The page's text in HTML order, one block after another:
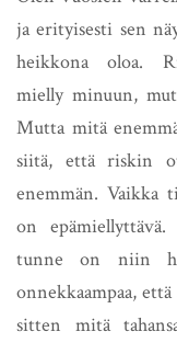
ja erityisesti sen
heikkona oloa.
mielly minuun,
Mutta mitä
siitä, että riskin
enemmän. Vaikka
on epämiellyttävä.
tunne on niin
onnekkaampaa,
sitten mitä